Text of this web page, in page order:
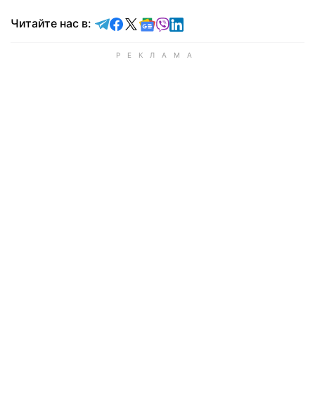
Читайте нас в: Читайте в Telegram
Читайте в Facebook
Читайте в X
Читайте в Google news
Читайте в Viber
Читайте в LinkedIn